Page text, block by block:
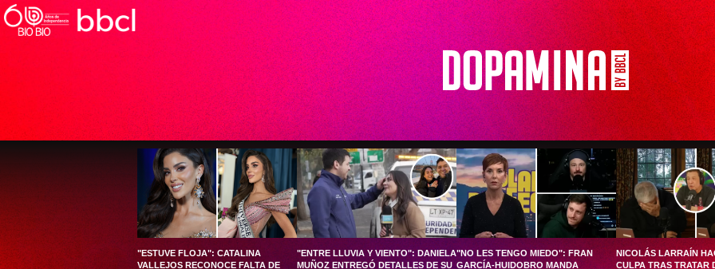
"ESTUVE FLOJA": CATALINA
VALLEJOS RECONOCE FALTA DE
"ENTRE LLUVIA Y VIENTO": DANIELA
MUÑOZ ENTREGÓ DETALLES DE SU
"NO LES TENGO MIEDO": FRAN
GARCÍA-HUIDOBRO MANDA
NICOLÁS LARRAÍN
CULPA TRAS TRATAR